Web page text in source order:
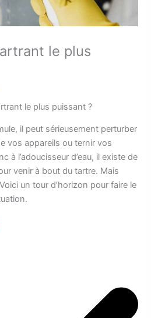
le plus
le plus puissant ?
il peut sérieusement perturber
vos appareils ou ternir vos
à l’adoucisseur d’eau, il existe de
venir à bout du tartre. Mais
un tour d’horizon pour faire le